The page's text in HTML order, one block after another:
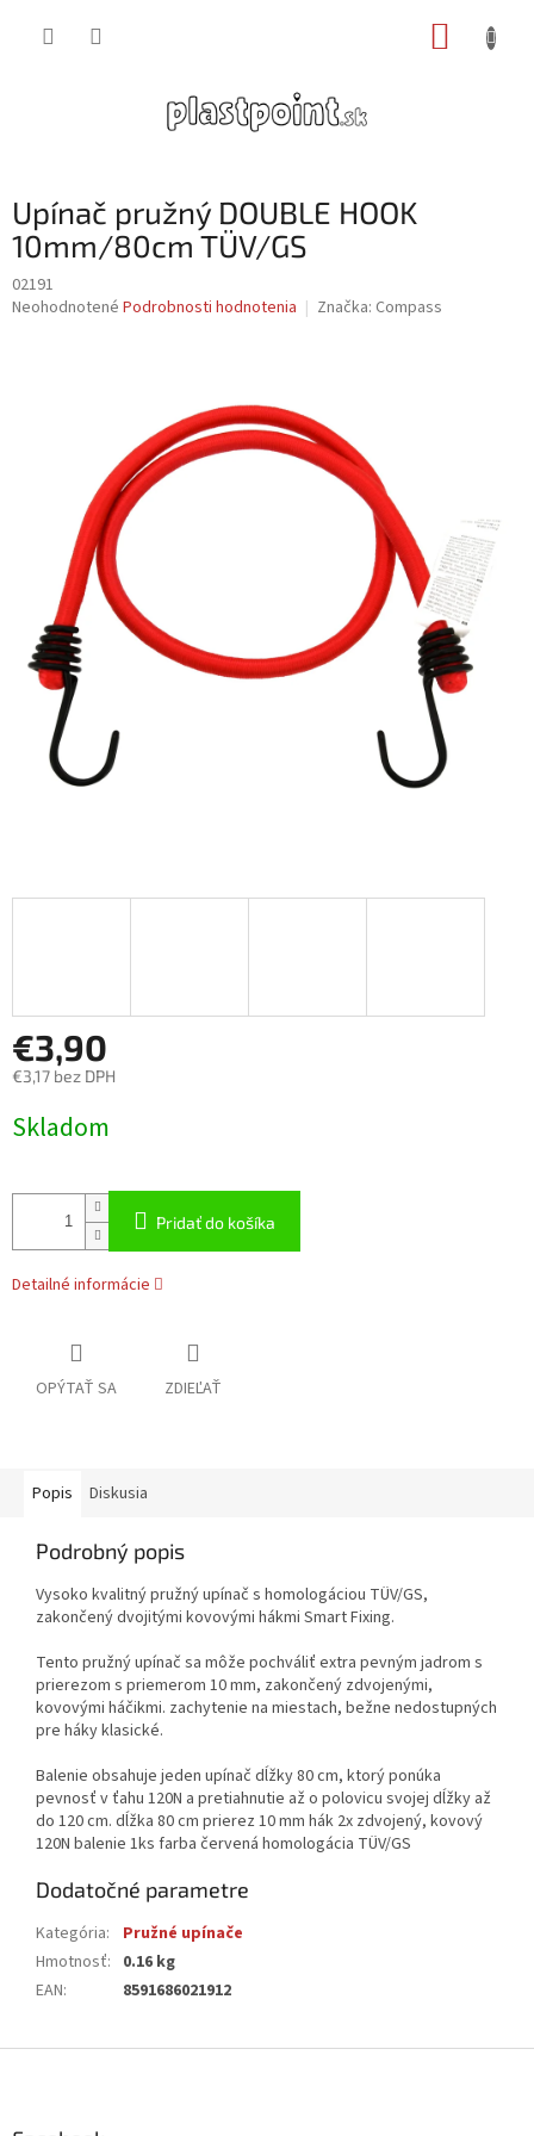
Upínač pružný DOUBLE HOOK
10mm/80cm TÜV/GS
02191
Priemerné
Neohodnotené Podrobnosti hodnotenia Značka: Compass
€3,90
€3,17 bez DPH
cena:
Skladom
Pridať do košíka
Detailné informácie
OPÝTAŤ SA ZDIEĽAŤ
Popis Diskusia
Podrobný popis
Vysoko kvalitný pružný upínač s homologáciou TÜV/GS,
zakončený dvojitými kovovými hákmi Smart Fixing.
Tento pružný upínač sa môže pochváliť extra pevným jadrom s
prierezom s priemerom 10 mm, zakončený zdvojenými,
kovovými háčikmi. zachytenie na miestach, bežne nedostupných
pre háky klasické.
Balenie obsahuje jeden upínač dĺžky 80 cm, ktorý ponúka
pevnosť v ťahu 120N a pretiahnutie až o polovicu svojej dĺžky až
do 120 cm. dĺžka 80 cm prierez 10 mm hák 2x zdvojený, kovový
120N balenie 1ks farba červená homologácia TÜV/GS
Dodatočné parametre
Kategória:
Pružné upínače
Hmotnosť: 0.16 kg
EAN: 8591686021912